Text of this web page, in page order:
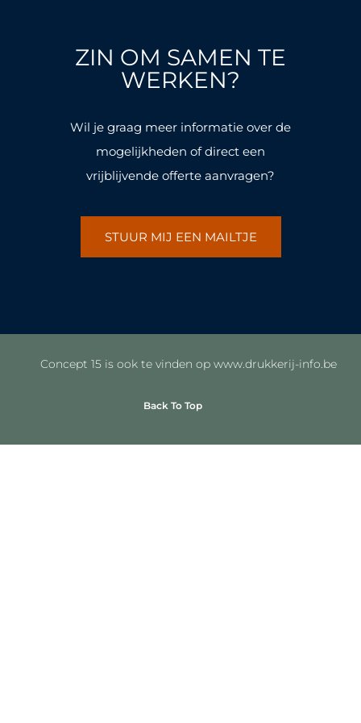
o
r
a
m
o
k
ZIN OM SAMEN TE
WERKEN?
Wil je graag meer informatie over de
mogelijkheden of direct een
vrijblijvende offerte aanvragen?
STUUR MIJ EEN MAILTJE
Concept 15 is ook te vinden op www.drukkerij-info.be
Back To Top